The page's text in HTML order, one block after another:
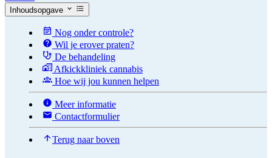
Inhoudsopgave
Nog onder controle?
Wil je erover praten?
De behandeling
Afkickkliniek cannabis
Hoe wij jou kunnen helpen
Meer informatie
Contactformulier
Terug naar boven